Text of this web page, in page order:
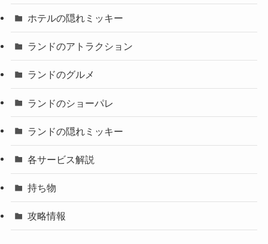
ホテルの隠れミッキー
ランドのアトラクション
ランドのグルメ
ランドのショーパレ
ランドの隠れミッキー
各サービス解説
持ち物
攻略情報